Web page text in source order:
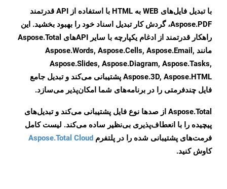
با تبدیل فایل‌های WEB به HTML با استفاده از API قدرتمند
Aspose.PDF، گردش کار تبدیل اسناد خود را بهبود بخشید. این
راهکار قدرتمند از ادغام یکپارچه با سایر APIهای Aspose.Total
مانند Aspose.Words, Aspose.Cells, Aspose.Email,
Aspose.Slides, Aspose.Diagram, Aspose.Tasks,
Aspose.3D, Aspose.HTML پشتیبانی می‌کند و تبدیل جامع
فایل چندفرمتی را در برنامه‌های شما امکان‌پذیر می‌سازد.
Aspose.Total از صدها نوع فایل پشتیبانی می‌کند و تبدیل‌های
پیچیده را با انعطاف‌پذیری بی‌نظیر ساده می‌کند. لیست کامل
فرمت‌های پشتیبانی شده را در پلتفرم Aspose.Total Cloud
کاوش کنید.